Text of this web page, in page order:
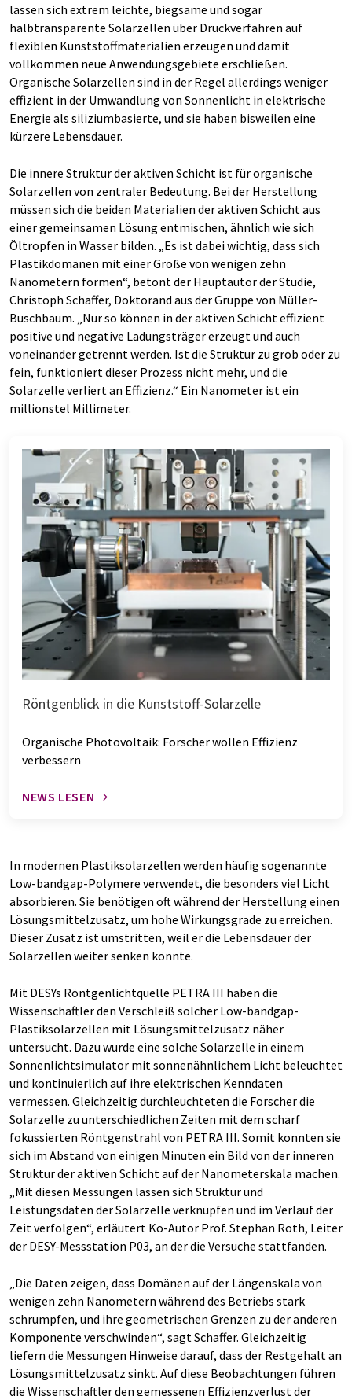
lassen sich extrem leichte, biegsame und sogar
halbtransparente Solarzellen über Druckverfahren auf
flexiblen Kunststoffmaterialien erzeugen und damit
vollkommen neue Anwendungsgebiete erschließen.
Organische Solarzellen sind in der Regel allerdings weniger
effizient in der Umwandlung von Sonnenlicht in elektrische
Energie als siliziumbasierte, und sie haben bisweilen eine
kürzere Lebensdauer.
Die innere Struktur der aktiven Schicht ist für organische
Solarzellen von zentraler Bedeutung. Bei der Herstellung
müssen sich die beiden Materialien der aktiven Schicht aus
einer gemeinsamen Lösung entmischen, ähnlich wie sich
Öltropfen in Wasser bilden. „Es ist dabei wichtig, dass sich
Plastikdomänen mit einer Größe von wenigen zehn
Nanometern formen“, betont der Hauptautor der Studie,
Christoph Schaffer, Doktorand aus der Gruppe von Müller-
Buschbaum. „Nur so können in der aktiven Schicht effizient
positive und negative Ladungsträger erzeugt und auch
voneinander getrennt werden. Ist die Struktur zu grob oder zu
fein, funktioniert dieser Prozess nicht mehr, und die
Solarzelle verliert an Effizienz.“ Ein Nanometer ist ein
millionstel Millimeter.
Röntgenblick in die Kunststoff-Solarzelle
Organische Photovoltaik: Forscher wollen Effizienz
verbessern
NEWS LESEN
In modernen Plastiksolarzellen werden häufig sogenannte
Low-bandgap-Polymere verwendet, die besonders viel Licht
absorbieren. Sie benötigen oft während der Herstellung einen
Lösungsmittelzusatz, um hohe Wirkungsgrade zu erreichen.
Dieser Zusatz ist umstritten, weil er die Lebensdauer der
Solarzellen weiter senken könnte.
Mit DESYs Röntgenlichtquelle PETRA III haben die
Wissenschaftler den Verschleiß solcher Low-bandgap-
Plastiksolarzellen mit Lösungsmittelzusatz näher
untersucht. Dazu wurde eine solche Solarzelle in einem
Sonnenlichtsimulator mit sonnenähnlichem Licht beleuchtet
und kontinuierlich auf ihre elektrischen Kenndaten
vermessen. Gleichzeitig durchleuchteten die Forscher die
Solarzelle zu unterschiedlichen Zeiten mit dem scharf
fokussierten Röntgenstrahl von PETRA III. Somit konnten sie
sich im Abstand von einigen Minuten ein Bild von der inneren
Struktur der aktiven Schicht auf der Nanometerskala machen.
„Mit diesen Messungen lassen sich Struktur und
Leistungsdaten der Solarzelle verknüpfen und im Verlauf der
Zeit verfolgen“, erläutert Ko-Autor Prof. Stephan Roth, Leiter
der DESY-Messstation P03, an der die Versuche stattfanden.
„Die Daten zeigen, dass Domänen auf der Längenskala von
wenigen zehn Nanometern während des Betriebs stark
schrumpfen, und ihre geometrischen Grenzen zu der anderen
Komponente verschwinden“, sagt Schaffer. Gleichzeitig
liefern die Messungen Hinweise darauf, dass der Restgehalt an
Lösungsmittelzusatz sinkt. Auf diese Beobachtungen führen
die Wissenschaftler den gemessenen Effizienzverlust der